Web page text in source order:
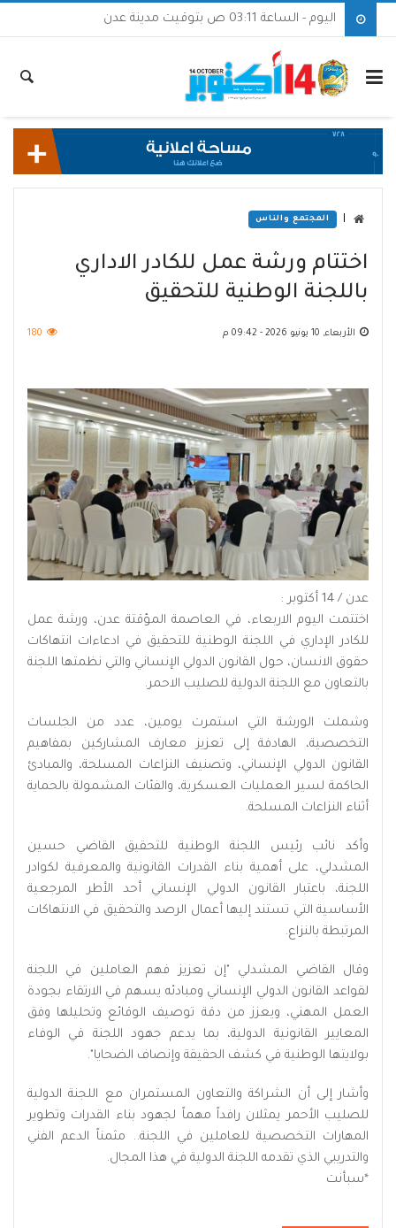
اليوم - الساعة 03:11 ص بتوقيت مدينة عدن
المجتمع والناس
اختتام ورشة عمل للكادر الاداري
باللجنة الوطنية للتحقيق
الأربعاء, 10 يونيو 2026 - 09:42 م 180
عدن / 14 أكتوبر :
اختتمت اليوم الاربعاء، في العاصمة المؤقتة عدن، ورشة عمل
للكادر الإداري في اللجنة الوطنية للتحقيق في ادعاءات انتهاكات
حقوق الانسان، حول القانون الدولي الإنساني والتي نظمتها اللجنة
بالتعاون مع اللجنة الدولية للصليب الاحمر.
وشملت الورشة التي استمرت يومين، عدد من الجلسات
التخصصية، الهادفة إلى تعزيز معارف المشاركين بمفاهيم
القانون الدولي الإنساني، وتصنيف النزاعات المسلحة، والمبادئ
الحاكمة لسير العمليات العسكرية، والفئات المشمولة بالحماية
أثناء النزاعات المسلحة.
وأكد نائب رئيس اللجنة الوطنية للتحقيق القاضي حسين
المشدلي، على أهمية بناء القدرات القانونية والمعرفية لكوادر
اللجنة، باعتبار القانون الدولي الإنساني أحد الأطر المرجعية
الأساسية التي تستند إليها أعمال الرصد والتحقيق في الانتهاكات
المرتبطة بالنزاع.
وقال القاضي المشدلي "إن تعزيز فهم العاملين في اللجنة
لقواعد القانون الدولي الإنساني ومبادئه يسهم في الارتقاء بجودة
العمل المهني، ويعزز من دقة توصيف الوقائع وتحليلها وفق
المعايير القانونية الدولية، بما يدعم جهود اللجنة في الوفاء
بولايتها الوطنية في كشف الحقيقة وإنصاف الضحايا".
وأشار إلى أن الشراكة والتعاون المستمران مع اللجنة الدولية
للصليب الأحمر يمثلان رافداً مهماً لجهود بناء القدرات وتطوير
المهارات التخصصية للعاملين في اللجنة.. مثمناً الدعم الفني
والتدريبي الذي تقدمه اللجنة الدولية في هذا المجال.
*سبأنت